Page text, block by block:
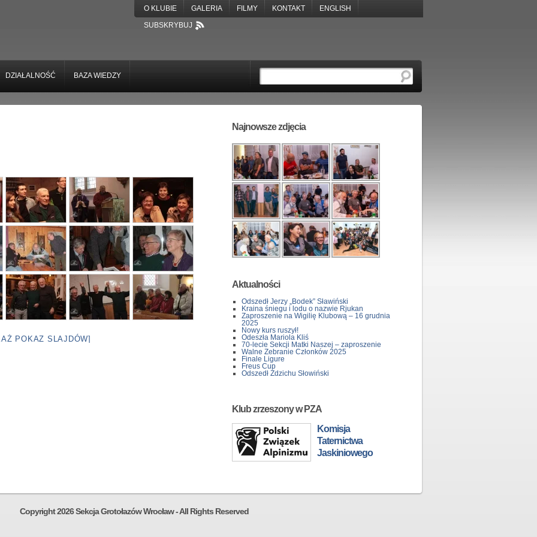
O KLUBIE GALERIA FILMY KONTAKT
ENGLISH
SUBSKRYBUJ
DZIAŁALNOŚĆ BAZA WIEDZY
POKAZ SLAJDÓW]
Najnowsze zdjęcia
Aktualności
Odszedł Jerzy „Bodek” Sławiński
Kraina śniegu i lodu o nazwie Rjukan
Zaproszenie na Wigilię Klubową – 16 grudnia
2025
Nowy kurs ruszył!
Odeszła Mariola Kliś
70-lecie Sekcji Matki Naszej – zaproszenie
Walne Zebranie Członków 2025
Finale Ligure
Freus Cup
Odszedł Zdzichu Słowiński
Klub zrzeszony w PZA
Komisja
Taternictwa
Jaskiniowego
Copyright 2026 Sekcja Grotołazów Wrocław - All Rights Reserved